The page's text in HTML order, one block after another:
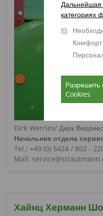
категориях
Комфорт
Cookies
Dirk Werries/ Дирк Верриес
Начальник отдела
Tel.: +49 (0) 5424 / 802 -
Mail:
Хайнц Херманн